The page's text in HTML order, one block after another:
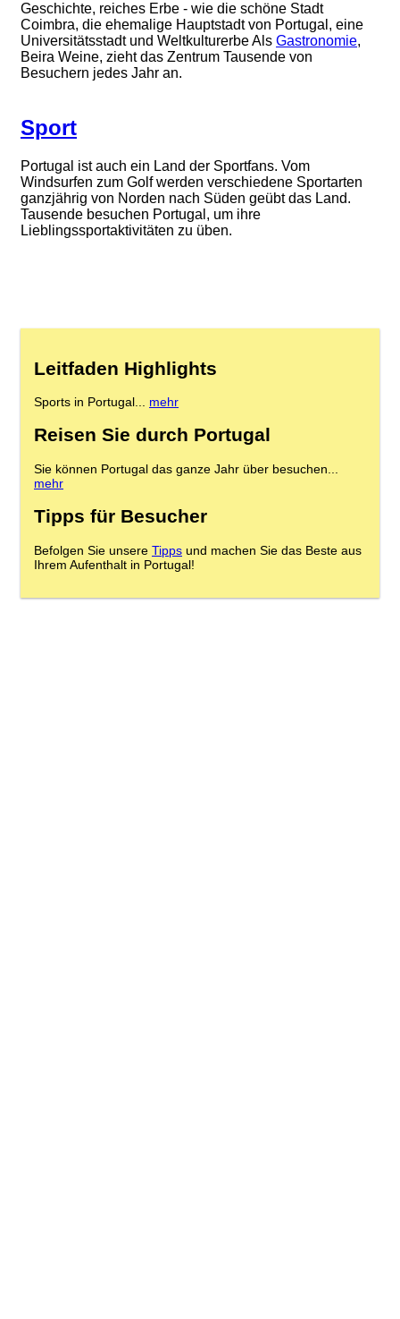
Geschichte, reiches Erbe - wie die schöne Stadt
Coimbra, die ehemalige Hauptstadt von Portugal, eine
Universitätsstadt und Weltkulturerbe Als Gastronomie,
Beira Weine, zieht das Zentrum Tausende von
Besuchern jedes Jahr an.
Sport
Portugal ist auch ein Land der Sportfans. Vom
Windsurfen zum Golf werden verschiedene Sportarten
ganzjährig von Norden nach Süden geübt das Land.
Tausende besuchen Portugal, um ihre
Lieblingssportaktivitäten zu üben.
Leitfaden Highlights
Sports in Portugal... mehr
Reisen Sie durch Portugal
Sie können Portugal das ganze Jahr über besuchen...
mehr
Tipps für Besucher
Befolgen Sie unsere Tipps und machen Sie das Beste aus
Ihrem Aufenthalt in Portugal!